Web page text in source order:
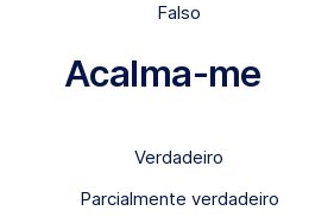
Falso
Acalma-me
Verdadeiro
Parcialmente verdadeiro